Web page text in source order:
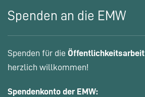
Spenden an die EMW
Spenden für die Öffentlichkeitsarbeit
herzlich willkommen!
Spendenkonto der EMW: